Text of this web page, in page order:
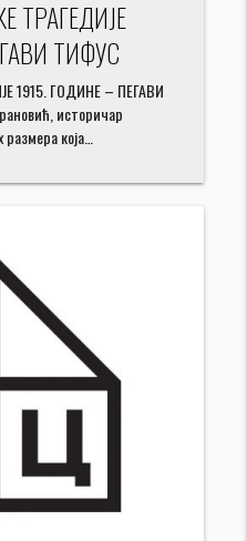
ТРАГЕДИЈЕ
ТИФУС
1915. ГОДИНЕ – ПЕГАВИ
историчар
која…